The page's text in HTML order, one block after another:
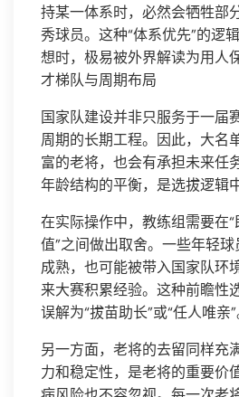
持某一体系时，必然会牺牲部
秀球员。这种“体系优先”的逻
想时，极易被外界解读为用人
才梯队与周期布局
国家队建设并非只服务于一届
周期的长期工程。因此，大名
富的老将，也会有承担未来任
年龄结构的平衡，是选拔逻辑
在实际操作中，教练组需要在“
值”之间做出取舍。一些年轻
成熟，也可能被带入国家队环
来大赛积累经验。这种前瞻性
误解为“拔苗助长”或“任人唯亲”
另一方面，老将的去留同样充
力和稳定性，是老将的重要价